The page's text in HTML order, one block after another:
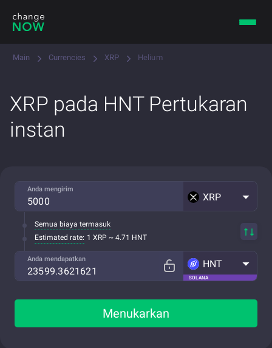
Main Currencies XRP Helium
XRP pada HNT Pertukaran
instan
Anda mengirim
XRP
Semua biaya termasuk
Estimated rate: 1 XRP ~ 4.71 HNT
Anda mendapatkan
SOLANA
HNT
Menukarkan